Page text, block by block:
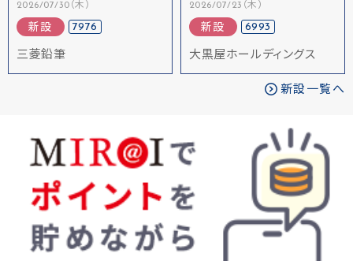
2026/07/30（木）
新設 7976
三菱鉛筆
2026/07/23（木）
新設 6993
大黒屋ホールディングス
新設一覧へ